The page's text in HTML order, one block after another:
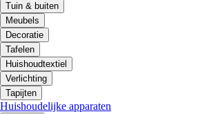
Tuin & buiten
Meubels
Decoratie
Tafelen
Huishoudtextiel
Verlichting
Tapijten
Huishoudelijke apparaten